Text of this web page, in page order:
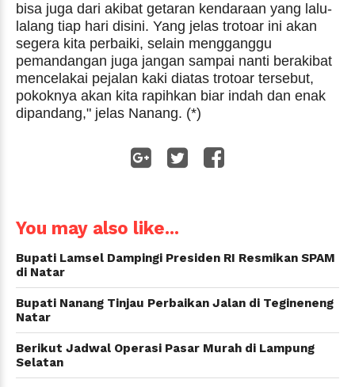
bisa juga dari akibat getaran kendaraan yang lalu-
lalang tiap hari disini. Yang jelas trotoar ini akan
segera kita perbaiki, selain mengganggu
pemandangan juga jangan sampai nanti berakibat
mencelakai pejalan kaki diatas trotoar tersebut,
pokoknya akan kita rapihkan biar indah dan enak
dipandang," jelas Nanang. (*)
You may also like...
Bupati Lamsel Dampingi Presiden RI Resmikan SPAM
di Natar
Bupati Nanang Tinjau Perbaikan Jalan di Tegineneng
Natar
Berikut Jadwal Operasi Pasar Murah di Lampung
Selatan